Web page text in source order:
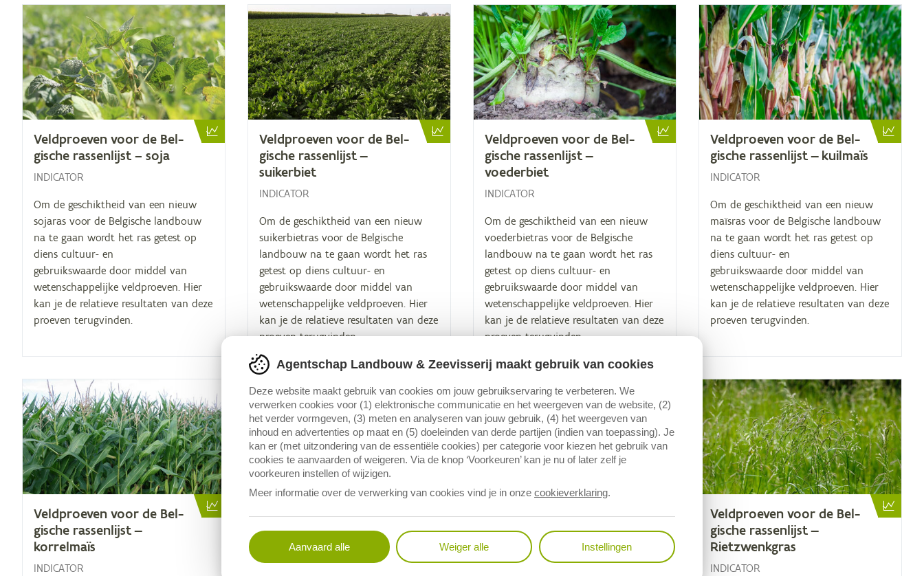
Veld­proe­ven voor de Bel­
gi­sche ras­sen­lijst – soja
INDICATOR
Om de geschiktheid van een nieuw
sojaras voor de Belgische landbouw
na te gaan wordt het ras getest op
diens cultuur- en
gebruikswaarde door middel van
wetenschappelijke veldproeven. Hier
kan je de relatieve resultaten van deze
proeven terugvinden.
Veld­proe­ven voor de Bel­
gi­sche ras­sen­lijst —
suikerbiet
INDICATOR
Om de geschiktheid van een nieuw
suikerbietras voor de Belgische
landbouw na te gaan wordt het ras
getest op diens cultuur- en
gebruikswaarde door middel van
wetenschappelijke veldproeven. Hier
kan je de relatieve resultaten van deze
proeven terugvinden.
Veld­proe­ven voor de Bel­
gi­sche ras­sen­lijst —
voederbiet
INDICATOR
Om de geschiktheid van een nieuw
voederbietras voor de Belgische
landbouw na te gaan wordt het ras
getest op diens cultuur- en
gebruikswaarde door middel van
wetenschappelijke veldproeven. Hier
kan je de relatieve resultaten van deze
proeven terugvinden.
Veld­proe­ven voor de Bel­
gi­sche ras­sen­lijst — kuilmaïs
INDICATOR
Om de geschiktheid van een nieuw
maïsras voor de Belgische landbouw
na te gaan wordt het ras getest op
diens cultuur- en
gebruikswaarde door middel van
wetenschappelijke veldproeven. Hier
kan je de relatieve resultaten van deze
proeven terugvinden.
Veld­proe­ven voor de Bel­
gi­sche ras­sen­lijst —
korrelmaïs
INDICATOR
Veld­proe­ven voor de Bel­
gi­sche ras­sen­lijst —
wintertarwe
Veld­proe­ven voor de Bel­
gi­sche ras­sen­lijst — spelt
INDICATOR
Veld­proe­ven voor de Bel­
gi­sche ras­sen­lijst —
Rietzwenkgras
INDICATOR
Agentschap Landbouw & Zeevisserij maakt gebruik van cookies
Deze website maakt gebruik van cookies om jouw gebruikservaring te verbeteren. We
verwerken cookies voor (1) elektronische communicatie en het weergeven van de website, (2)
het verder vormgeven, (3) meten en analyseren van jouw gebruik, (4) het weergeven van
inhoud en advertenties op maat en (5) doeleinden van derde partijen (indien van toepassing). Je
kan er (met uitzondering van de essentiële cookies) per categorie voor kiezen het gebruik van
cookies te aanvaarden of weigeren. Via de knop ‘Voorkeuren’ kan je nu of later zelf je
voorkeuren instellen of wijzigen.
Meer informatie over de verwerking van cookies vind je in onze cookieverklaring.
Aanvaard alle Weiger alle Instellingen